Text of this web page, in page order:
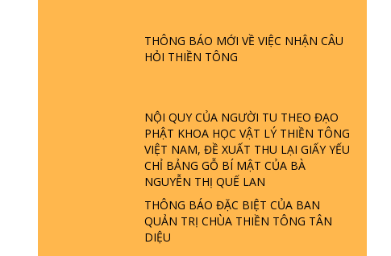
THÔNG BÁO MỚI VỀ VIỆC NHẬN CÂU
HỎI THIỀN TÔNG
NỘI QUY CỦA NGƯỜI TU THEO ĐẠO
PHẬT KHOA HỌC VẬT LÝ THIỀN TÔNG
VIỆT NAM, ĐỀ XUẤT THU LẠI GIẤY YẾU
CHỈ BẢNG GỖ BÍ MẬT CỦA BÀ
NGUYỄN THỊ QUẾ LAN
THÔNG BÁO ĐẶC BIỆT CỦA BAN
QUẢN TRỊ CHÙA THIỀN TÔNG TÂN
DIỆU
PHẬT GIỚI CÓ THỜI GIAN KHÔNG? |
TTTD
TRỜI LÀ AI? QUỶ SA TĂNG? | TTTD
GIẢI ĐÁP THIỀN TÔNG ĐẶC BIỆT P22 -
TẠI SAO TRÁI ĐẤT NHIỀU THIÊN TAI - LŨ
LỤT - HỎA HOẠN | TTTD
GIẢI ĐÁP THIỀN TÔNG ĐẶC BIỆT P21 -
TẠI SAO ĐỨC PHẬT BƯỚC ĐI 7 BƯỚC